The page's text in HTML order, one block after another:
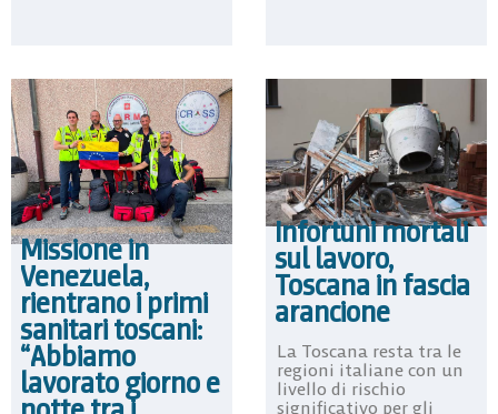
Missione in
Venezuela,
rientrano i primi
sanitari toscani:
“Abbiamo
lavorato giorno e
Infortuni mortali
sul lavoro,
Toscana in fascia
arancione
La Toscana resta tra le
regioni italiane con un
livello di rischio
significativo per gli